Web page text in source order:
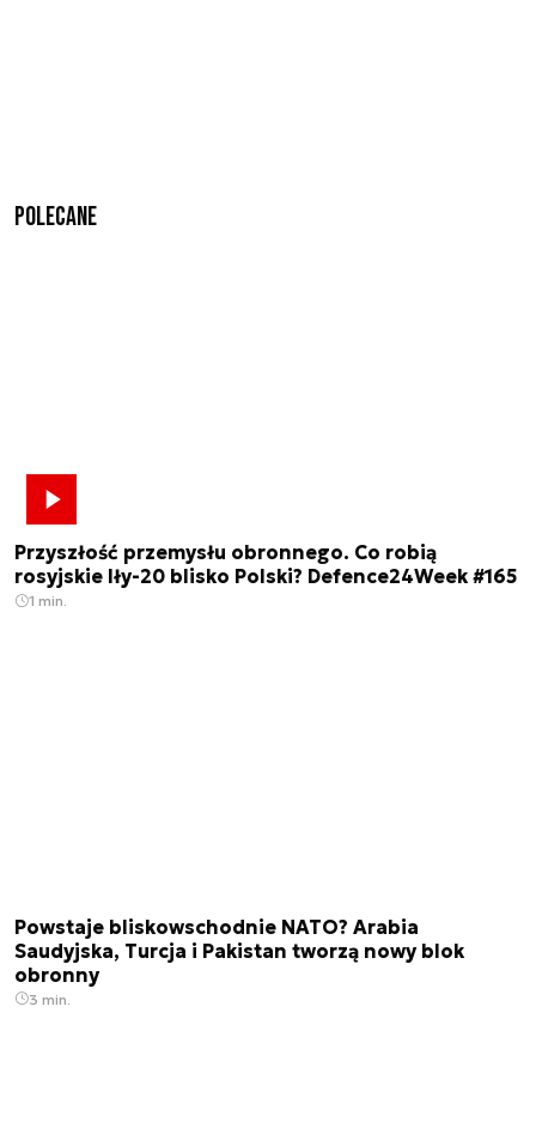
Polecane
Przyszłość przemysłu obronnego. Co robią
rosyjskie Iły-20 blisko Polski? Defence24Week #165
1 min.
Powstaje bliskowschodnie NATO? Arabia
Saudyjska, Turcja i Pakistan tworzą nowy blok
obronny
3 min.